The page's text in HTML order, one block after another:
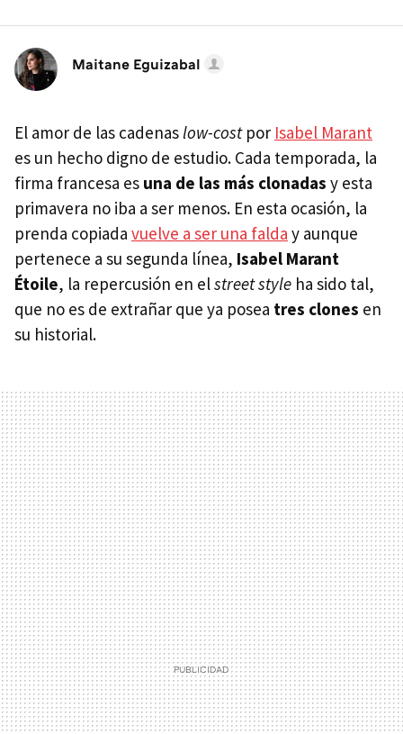
Maitane Eguizabal
El amor de las cadenaslow-costpor Isabel Marant
es un hecho digno de estudio. Cada temporada, la
firma francesa es una de las más clonadas y esta
primavera no iba a ser menos. En esta ocasión, la
prenda copiada vuelve a ser una falda y aunque
pertenece a su segunda línea, Isabel Marant
Étoile, la repercusión en elstreet style ha sido tal,
que no es de extrañar que ya posea tres clones en
su historial.